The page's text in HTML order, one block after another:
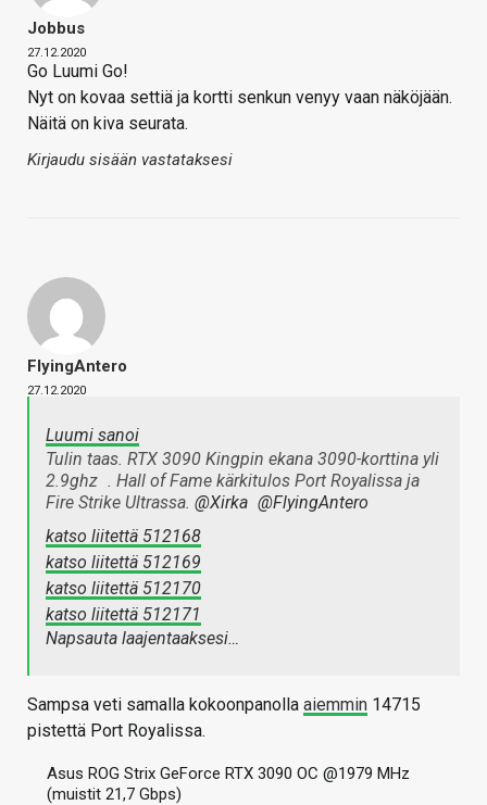
Jobbus
27.12.2020
Go Luumi Go!
Nyt on kovaa settiä ja kortti senkun venyy vaan näköjään.
Näitä on kiva seurata.
Kirjaudu sisään vastataksesi
FlyingAntero
27.12.2020
Luumi sanoi
Tulin taas. RTX 3090 Kingpin ekana 3090-korttina yli
2.9ghz . Hall of Fame kärkitulos Port Royalissa ja
Fire Strike Ultrassa. @Xirka @FlyingAntero
katso liitettä 512168
katso liitettä 512169
katso liitettä 512170
katso liitettä 512171
Napsauta laajentaaksesi…
Sampsa veti samalla kokoonpanolla aiemmin 14715
pistettä Port Royalissa.
Asus ROG Strix GeForce RTX 3090 OC @1979 MHz
(muistit 21,7 Gbps)